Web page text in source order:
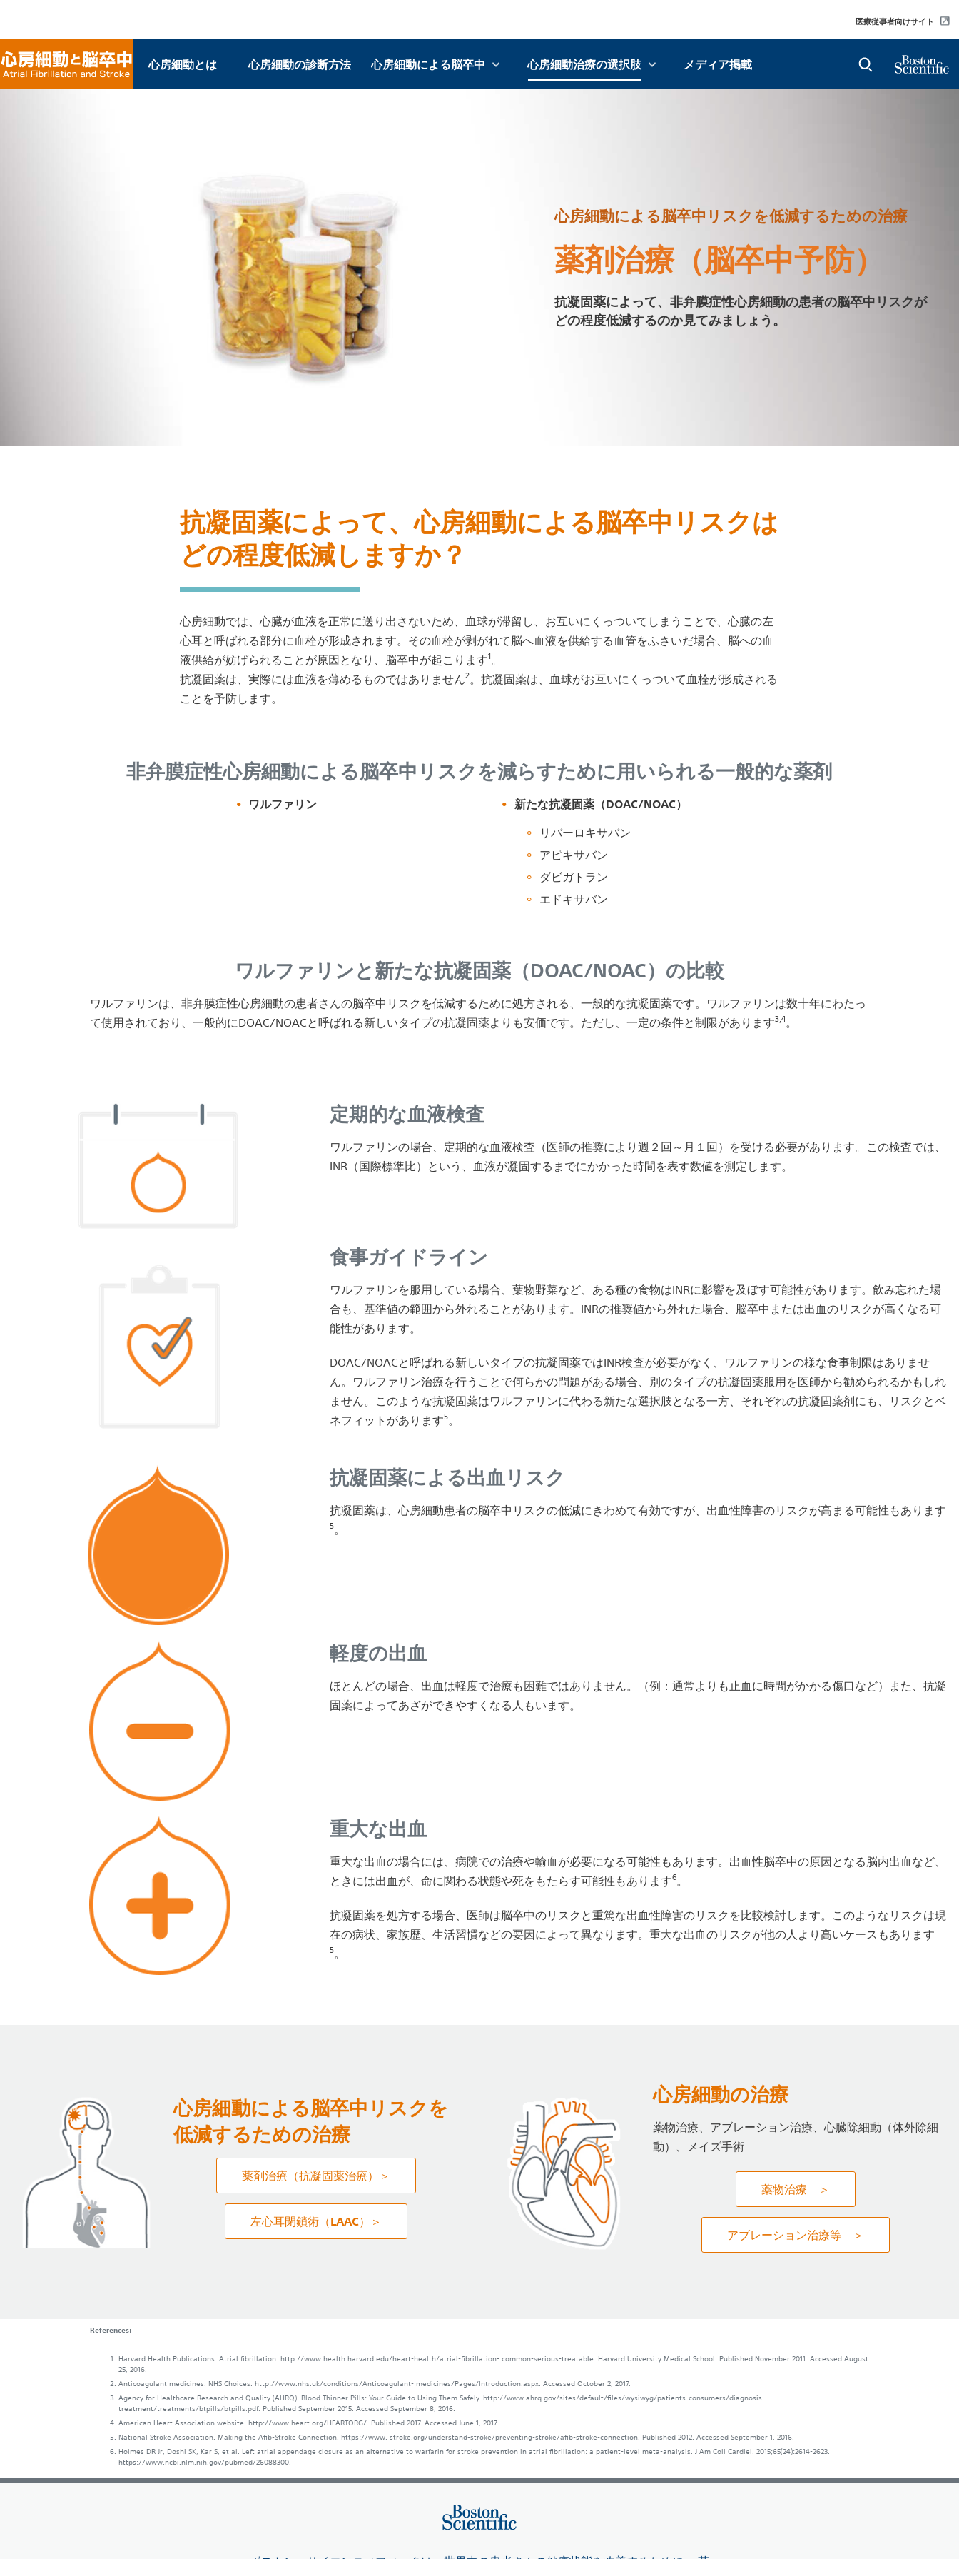
心房細動とは 心房細動の診断方法 心房細動による脳卒中 心房細動治療の選択肢 メディア掲載
医療従事者向けサイト
心房細動による脳卒中リスクを低減するための治療
薬剤治療（脳卒中予防）
抗凝固薬によって、非弁膜症性心房細動の患者の脳卒中リスクが
どの程度低減するのか見てみましょう。
抗凝固薬によって、心房細動による脳卒中リスクは
どの程度低減しますか？
心房細動では、心臓が血液を正常に送り出さないため、血球が滞留し、お互いにくっついてしまうことで、心臓の左
心耳と呼ばれる部分に血栓が形成されます。その血栓が剥がれて脳へ血液を供給する血管をふさいだ場合、脳への血
液供給が妨げられることが原因となり、脳卒中が起こります1。
抗凝固薬は、実際には血液を薄めるものではありません2。抗凝固薬は、血球がお互いにくっついて血栓が形成される
ことを予防します。
非弁膜症性心房細動による脳卒中リスクを減らすために用いられる一般的な薬剤
ワルファリン
新たな抗凝固薬（DOAC/NOAC）
リバーロキサバン
アピキサバン
ダビガトラン
エドキサバン
ワルファリンと新たな抗凝固薬（DOAC/NOAC）の比較
ワルファリンは、非弁膜症性心房細動の患者さんの脳卒中リスクを低減するために処方される、一般的な抗凝固薬です。ワルファリンは数十年にわたっ
て使用されており、一般的にDOAC/NOACと呼ばれる新しいタイプの抗凝固薬よりも安価です。ただし、一定の条件と制限があります3,4。
定期的な血液検査
ワルファリンの場合、定期的な血液検査（医師の推奨により週２回～月１回）を受ける必要があります。この検査では、
INR（国際標準比）という、血液が凝固するまでにかかった時間を表す数値を測定します。
食事ガイドライン
ワルファリンを服用している場合、葉物野菜など、ある種の食物はINRに影響を及ぼす可能性があります。飲み忘れた場
合も、基準値の範囲から外れることがあります。INRの推奨値から外れた場合、脳卒中または出血のリスクが高くなる可
能性があります。
DOAC/NOACと呼ばれる新しいタイプの抗凝固薬ではINR検査が必要がなく、ワルファリンの様な食事制限はありませ
ん。ワルファリン治療を行うことで何らかの問題がある場合、別のタイプの抗凝固薬服用を医師から勧められるかもしれ
ません。このような抗凝固薬はワルファリンに代わる新たな選択肢となる一方、それぞれの抗凝固薬剤にも、リスクとベ
ネフィットがあります5。
抗凝固薬による出血リスク
抗凝固薬は、心房細動患者の脳卒中リスクの低減にきわめて有効ですが、出血性障害のリスクが高まる可能性もあります
5。
軽度の出血
ほとんどの場合、出血は軽度で治療も困難ではありません。（例：通常よりも止血に時間がかかる傷口など）また、抗凝
固薬によってあざができやすくなる人もいます。
重大な出血
重大な出血の場合には、病院での治療や輸血が必要になる可能性もあります。出血性脳卒中の原因となる脳内出血など、
ときには出血が、命に関わる状態や死をもたらす可能性もあります6。
抗凝固薬を処方する場合、医師は脳卒中のリスクと重篤な出血性障害のリスクを比較検討します。このようなリスクは現
在の病状、家族歴、生活習慣などの要因によって異なります。重大な出血のリスクが他の人より高いケースもあります
5。
心房細動による脳卒中リスクを
低減するための治療
薬剤治療（抗凝固薬治療）＞
左心耳閉鎖術（LAAC）＞
心房細動の治療
薬物治療、アブレーション治療、心臓除細動（体外除細
動）、メイズ手術
薬物治療 ＞
アブレーション治療等 ＞
References:
Harvard Health Publications. Atrial fibrillation. http://www.health.harvard.edu/heart-health/atrial-fibrillation- common-serious-treatable. Harvard University Medical School. Published November 2011. Accessed August
25, 2016.
Anticoagulant medicines. NHS Choices. http://www.nhs.uk/conditions/Anticoagulant- medicines/Pages/Introduction.aspx. Accessed October 2, 2017.
Agency for Healthcare Research and Quality (AHRQ). Blood Thinner Pills: Your Guide to Using Them Safely. http://www.ahrq.gov/sites/default/files/wysiwyg/patients-consumers/diagnosis-
treatment/treatments/btpills/btpills.pdf. Published September 2015. Accessed September 8, 2016.
American Heart Association website. http://www.heart.org/HEARTORG/. Published 2017. Accessed June 1, 2017.
National Stroke Association. Making the Afib-Stroke Connection. https://www. stroke.org/understand-stroke/preventing-stroke/afib-stroke-connection. Published 2012. Accessed September 1, 2016.
Holmes DR Jr, Doshi SK, Kar S, et al. Left atrial appendage closure as an alternative to warfarin for stroke prevention in atrial fibrillation: a patient-level meta-analysis. J Am Coll Cardiel. 2015;65(24):2614-2623.
https://www.ncbi.nlm.nih.gov/pubmed/26088300.